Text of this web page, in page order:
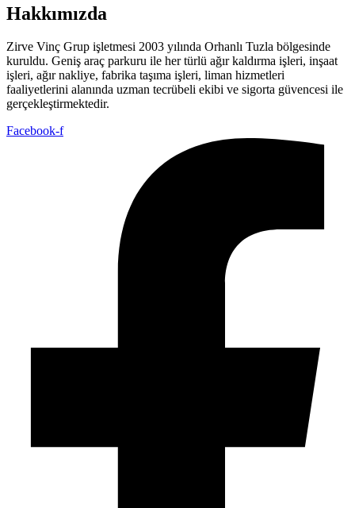
Hakkımızda
Zirve Vinç Grup işletmesi 2003 yılında Orhanlı Tuzla bölgesinde
kuruldu. Geniş araç parkuru ile her türlü ağır kaldırma işleri, inşaat
işleri, ağır nakliye, fabrika taşıma işleri, liman hizmetleri
faaliyetlerini alanında uzman tecrübeli ekibi ve sigorta güvencesi ile
gerçekleştirmektedir.
Facebook-f